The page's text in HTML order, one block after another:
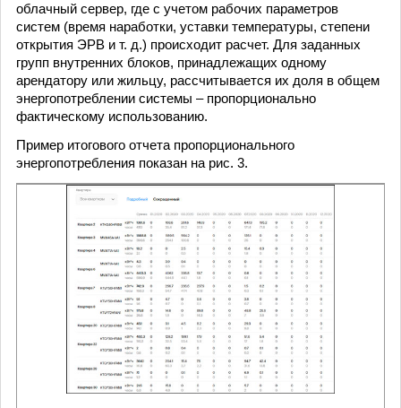
облачный сервер, где с учетом рабочих параметров
систем (время наработки, уставки температуры, степени
открытия ЭРВ и т. д.) происходит расчет. Для заданных
групп внутренних блоков, принадлежащих одному
арендатору или жильцу, рассчитывается их доля в общем
энергопотреблении системы – пропорционально
фактическому использованию.
Пример итогового отчета пропорционального
энергопотребления показан на рис. 3.